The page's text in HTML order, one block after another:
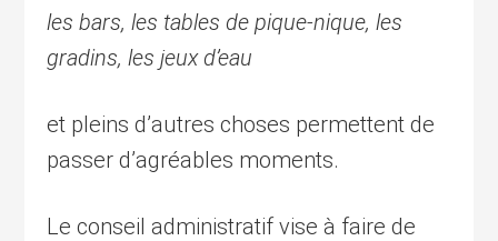
les bars, les tables de pique-nique, les
gradins, les jeux d’eau
et pleins d’autres choses permettent de
passer d’agréables moments.
Le conseil administratif vise à faire de